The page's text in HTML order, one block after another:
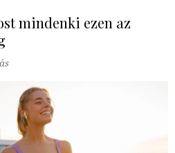
mindenki ezen az